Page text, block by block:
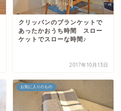
クリッパンのブランケットで
あったかおうち時間 スロー
ケットでスローな時間♪
2017年10月13日
お気に入りのもの